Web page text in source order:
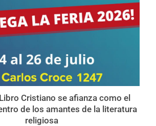
Cristiano se afianza como el
de los amantes de la literatura
religiosa